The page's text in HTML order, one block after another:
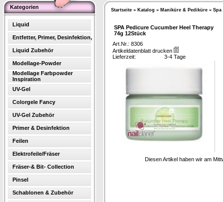
Kategorien
Liquid
Entfetter, Primer, Desinfektion,
Liquid Zubehör
Modellage-Powder
Modellage Farbpowder
Inspiration
UV-Gel
Colorgele Fancy
UV-Gel Zubehör
Primer & Desinfektion
Feilen
Elektrofeile/Fräser
Fräser-& Bit- Collection
Pinsel
Schablonen & Zubehör
Startseite » Katalog » Maniküre & Pediküre » Spa
SPA Pedicure Cucumber Heel Therapy
74g 12Stück
Art.Nr.: 8306
Artikeldatenblatt drucken
Lieferzeit:
3-4 Tage
Diesen Artikel haben wir am